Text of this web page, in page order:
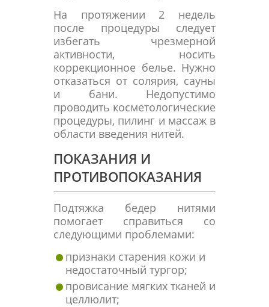
На протяжении 2 недель
после процедуры следует
избегать чрезмерной
активности, носить
коррекционное белье. Нужно
отказаться от солярия, сауны
и бани. Недопустимо
проводить косметологические
процедуры, пилинг и массаж в
области введения нитей.
ПОКАЗАНИЯ И
ПРОТИВОПОКАЗАНИЯ
Подтяжка бедер нитями
помогает справиться со
следующими проблемами:
признаки старения кожи и
недостаточный тургор;
провисание мягких тканей и
целлюлит;